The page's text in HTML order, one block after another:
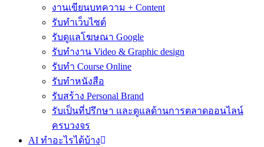
งานเขียนบทความ + Content
รับทำเว็บไซต์
รับดูแลโฆษณา Google
รับทำงาน Video & Graphic design
รับทำ Course Online
รับทำหนังสือ
รับสร้าง Personal Brand
รับเป็นที่ปรึกษา และดูแลด้านการตลาดออนไลน์
ครบวงจร
AI ทำอะไรได้บ้าง